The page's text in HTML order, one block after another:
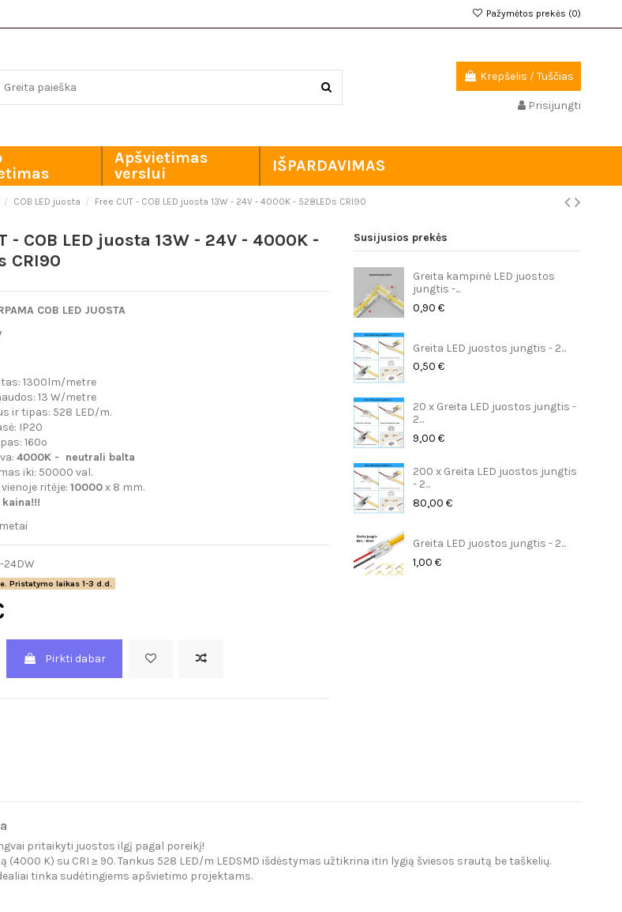
Pažymėtos prekės (0)
Krepšelis /Tuščias
Prisijungti
Apšvietimas
verslui
IŠPARDAVIMAS
COB LED juosta Free CUT - COB LED juosta 13W - 24V - 4000K - 528LEDs CRI90
- COB LED juosta 13W - 24V - 4000K -
CRI90
COB LED JUOSTA
1300lm/metre
13 W/metre
ir tipas: 528 LED/m.
IP20
160º
4000K - neutrali balta
iki: 50000 val.
ritėje:10000x 8 mm.
24DW
Pristatymo laikas 1-3 d.d.
Pirkti dabar
Susijusios prekės
Greita kampinė LED juostos
jungtis -...
0,90 €
Greita LED juostos jungtis - 2...
0,50 €
20 x Greita LED juostos jungtis -
2...
9,00 €
200 x Greita LED juostos jungtis
- 2...
80,00 €
Greita LED juostos jungtis - 2...
1,00 €
pritaikyti juostos ilgį pagal poreikį!
(4000 K) su CRI ≥ 90. Tankus 528 LED/m LEDSMD išdėstymas užtikrina itin lygią šviesos srautą be taškelių.
tinka sudėtingiems apšvietimo projektams.